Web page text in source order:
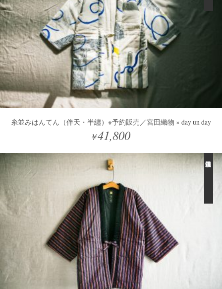
糸並みはんてん（伴天・半纏）※予約販売／宮田織物 × day un day
￥41,800